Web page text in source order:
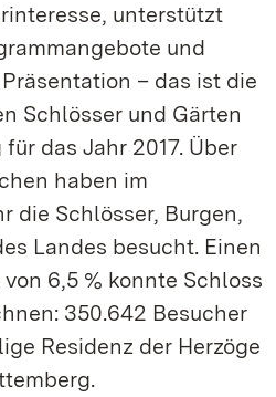
unterstützt
und
– das ist die
Schlösser und Gärten
das Jahr 2017. Über
haben im
die Schlösser, Burgen,
Landes besucht. Einen
6,5 % konnte Schloss
350.642 Besucher
Residenz der Herzöge